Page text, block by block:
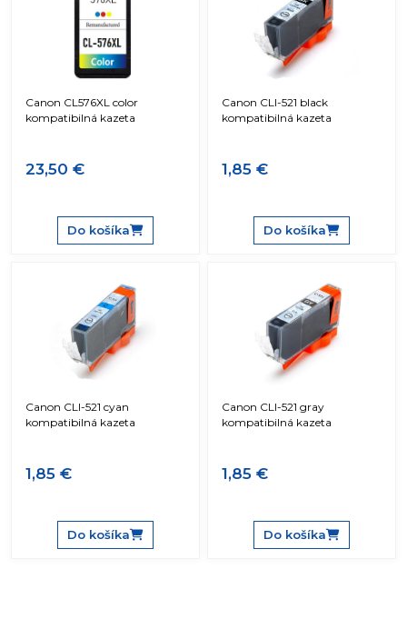
Canon CL576XL color
kompatibilná kazeta
23,50 €
Do košíka
Canon CLI-521 black
kompatibilná kazeta
1,85 €
Do košíka
Canon CLI-521 cyan
kompatibilná kazeta
1,85 €
Do košíka
Canon CLI-521 gray
kompatibilná kazeta
1,85 €
Do košíka